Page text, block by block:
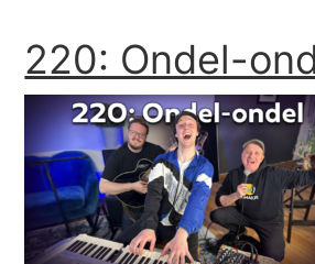
220: Ondel-